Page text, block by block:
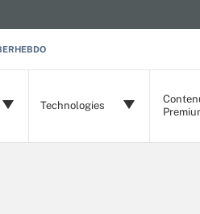
Technologies